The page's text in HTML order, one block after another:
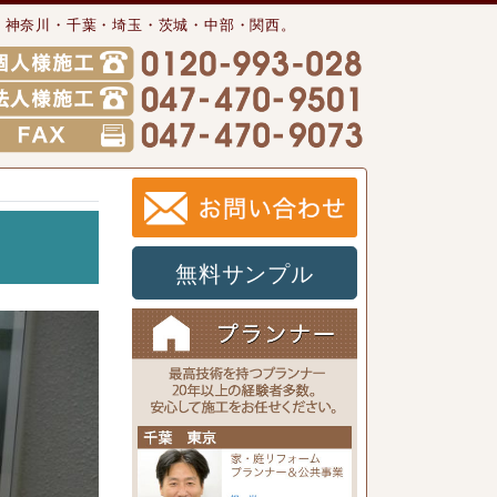
奈川・千葉・埼玉・茨城・中部・関西。
無料サンプル